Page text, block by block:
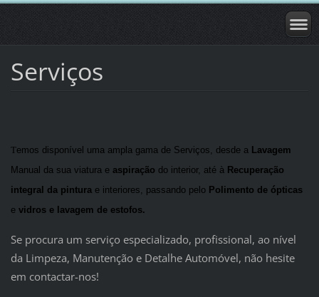
Serviços
Temos disponível uma ampla gama de Serviços, desde a Lavagem
Manual da sua viatura e aspiração do interior, até à Recuperação
integral da pinturae interiores, passando peloPolimento de ópticas
e vidros e lavagem de estofos.
Se procura um serviço especializado, profissional, ao nível
da Limpeza, Manutenção e Detalhe Automóvel, não hesite
em contactar-nos!